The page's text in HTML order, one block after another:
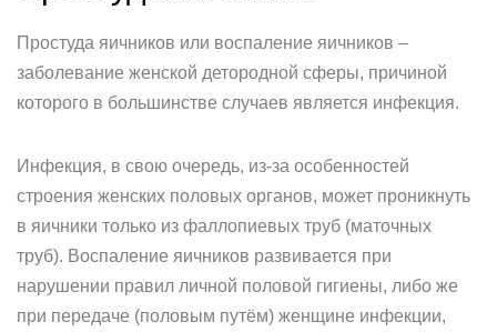
Простуда яичников или воспаление яичников –
заболевание женской детородной сферы, причиной
которого в большинстве случаев является инфекция.
Инфекция, в свою очередь, из-за особенностей
строения женских половых органов, может проникнуть
в яичники только из фаллопиевых труб (маточных
труб). Воспаление яичников развивается при
нарушении правил личной половой гигиены, либо же
при передаче (половым путём) женщине инфекции,